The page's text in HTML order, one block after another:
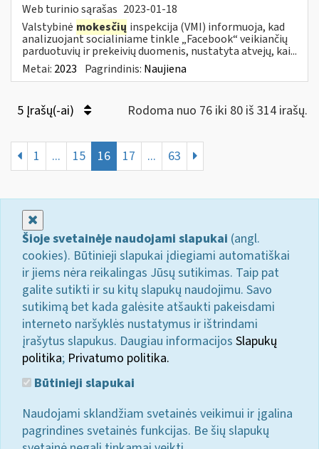
Web turinio sąrašas 2023-01-18
Valstybinė mokesčių inspekcija (VMI) informuoja, kad
analizuojant socialiniame tinkle „Facebook“ veikiančių
parduotuvių ir prekeivių duomenis, nustatyta atvejų, kai...
Metai: 2023 Pagrindinis: Naujiena
5 Įrašų(-ai) Rodoma nuo 76 iki 80 iš 314 irašų.
1 ... 15 16 17 ... 63
Šioje svetainėje naudojami slapukai (angl.
cookies). Būtinieji slapukai įdiegiami automatiškai
ir jiems nėra reikalingas Jūsų sutikimas. Taip pat
galite sutikti ir su kitų slapukų naudojimu. Savo
sutikimą bet kada galėsite atšaukti pakeisdami
interneto naršyklės nustatymus ir ištrindami
įrašytus slapukus. Daugiau informacijos Slapukų
politika; Privatumo politika.
Būtinieji slapukai
Naudojami sklandžiam svetainės veikimui ir įgalina
pagrindines svetainės funkcijas. Be šių slapukų